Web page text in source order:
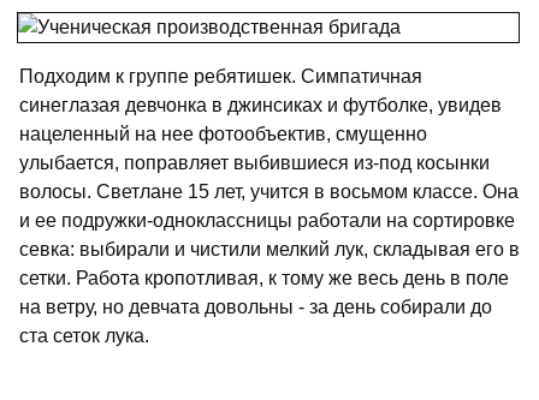
Подходим к группе ребятишек. Симпатичная
синеглазая девчонка в джинсиках и футболке, увидев
нацеленный на нее фотообъектив, смущенно
улыбается, поправляет выбившиеся из-под косынки
волосы. Светлане 15 лет, учится в восьмом классе. Она
и ее подружки-одноклассницы работали на сортировке
севка: выбирали и чистили мелкий лук, складывая его в
сетки. Работа кропотливая, к тому же весь день в поле
на ветру, но девчата довольны - за день собирали до
ста сеток лука.